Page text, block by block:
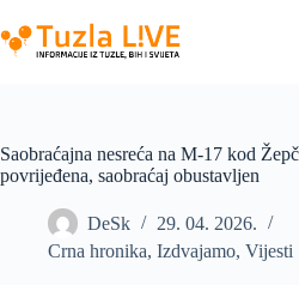
to
content
Saobraćajna nesreća na M-17 kod
povrijeđena, saobraćaj obustavljen
DeSk
29. 04. 2026.
Crna hronika, Izdvajamo, Vijesti